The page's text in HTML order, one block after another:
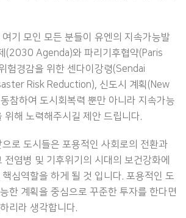
기 모인 모든 분들이 유엔의 지속가능발
(2030 Agenda)와 파리기후협약(Paris
험경감을 위한 센다이강령(Sendai
Risk Reduction), 신도시 계획(New
참하여 도시회복력 뿐만 아니라 지속가능
위해 노력해주시길 제안 드립니다.
로 도시들은 포용적인 사회로의 전환과
전염병 및 기후위기의 시대의 보건강화에
심역할을 하게 될 것 입니다. 포용적인 도
한 계획을 중심으로 꾸준한 투자를 한다면
리라 생각합니다.